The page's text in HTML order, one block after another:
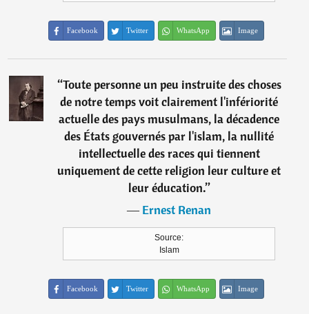
Facebook Twitter WhatsApp Image
“Toute personne un peu instruite des choses
de notre temps voit clairement l'infériorité
actuelle des pays musulmans, la décadence
des États gouvernés par l'islam, la nullité
intellectuelle des races qui tiennent
uniquement de cette religion leur culture et
leur éducation.”
―Ernest Renan
Source:
Islam
Facebook Twitter WhatsApp Image